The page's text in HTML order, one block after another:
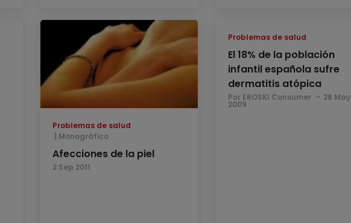
Problemas de salud
Monográfico
Afecciones de la piel
2 Sep 2011
Problemas de salud
El 18% de la población
infantil española sufre
dermatitis atópica
Por EROSKI Consumer 28 May
2009